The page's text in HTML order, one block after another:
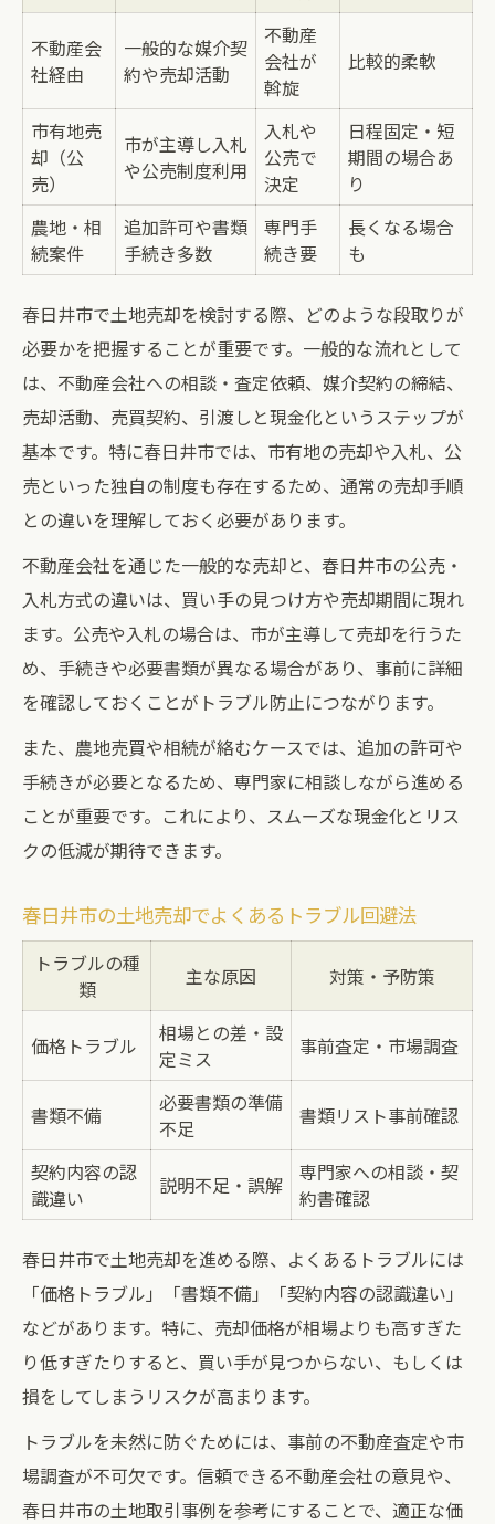
不動産会
社経由
一般的な媒介契
約や売却活動
不動産
会社が
斡旋
比較的柔軟
市有地売
却（公
売）
市が主導し入札
や公売制度利用
入札や
公売で
決定
日程固定・短
期間の場合あ
り
農地・相
続案件
追加許可や書類
手続き多数
専門手
続き要
長くなる場合
も
春日井市で土地売却を検討する際、どのような段取りが
必要かを把握することが重要です。一般的な流れとして
は、不動産会社への相談・査定依頼、媒介契約の締結、
売却活動、売買契約、引渡しと現金化というステップが
基本です。特に春日井市では、市有地の売却や入札、公
売といった独自の制度も存在するため、通常の売却手順
との違いを理解しておく必要があります。
不動産会社を通じた一般的な売却と、春日井市の公売・
入札方式の違いは、買い手の見つけ方や売却期間に現れ
ます。公売や入札の場合は、市が主導して売却を行うた
め、手続きや必要書類が異なる場合があり、事前に詳細
を確認しておくことがトラブル防止につながります。
また、農地売買や相続が絡むケースでは、追加の許可や
手続きが必要となるため、専門家に相談しながら進める
ことが重要です。これにより、スムーズな現金化とリス
クの低減が期待できます。
春日井市の土地売却でよくあるトラブル回避法
トラブルの種
類
主な原因 対策・予防策
価格トラブル
相場との差・設
定ミス
事前査定・市場調査
書類不備
必要書類の準備
不足
書類リスト事前確認
契約内容の認
識違い
説明不足・誤解
専門家への相談・契
約書確認
春日井市で土地売却を進める際、よくあるトラブルには
「価格トラブル」「書類不備」「契約内容の認識違い」
などがあります。特に、売却価格が相場よりも高すぎた
り低すぎたりすると、買い手が見つからない、もしくは
損をしてしまうリスクが高まります。
トラブルを未然に防ぐためには、事前の不動産査定や市
場調査が不可欠です。信頼できる不動産会社の意見や、
春日井市の土地取引事例を参考にすることで、適正な価